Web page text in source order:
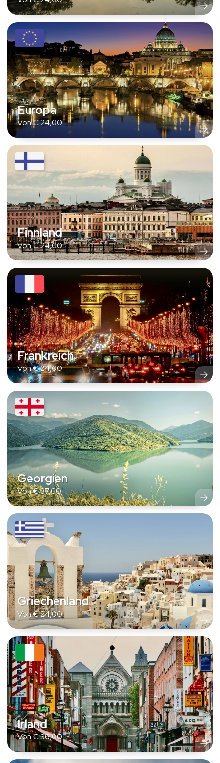
Europa
Von€24,00
Finnland
Von€24,00
Frankreich
Von€24,00
Georgien
Von€37,00
Griechenland
Von€24,00
Irland
Von€36,00